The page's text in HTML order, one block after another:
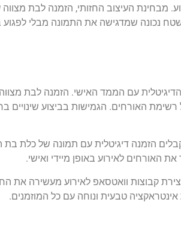
העיצוב החזותי, הזמנה לבת מצווה
נכונה שמדגישה את התמונה מבלי
עם הממד האישי. הזמנה לבת
האורחים. הגמישות בביצוע שינויים
הזמנה דיגיטלית עם תמונה של כלת
האורחים לאירוע באופן מיידי ואישי.
קבוצות וואטסאפ לאירוע מעשירה את
טבעית ונוחה עם כל המוזמנים.